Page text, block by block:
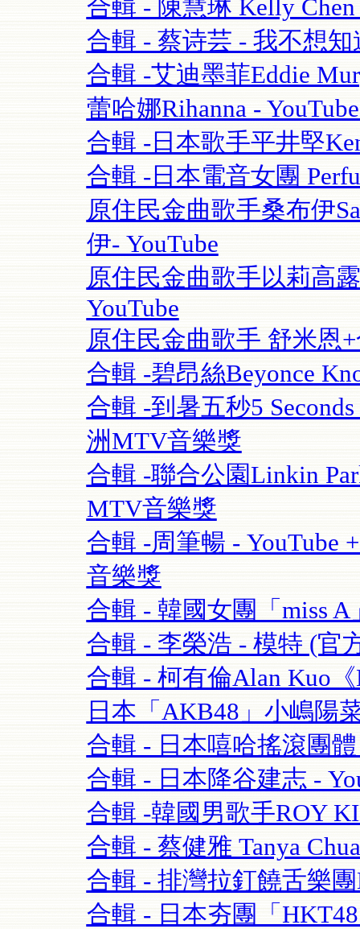
合輯 - 陳慧琳 Kelly
合輯 - 蔡诗芸 - 我不想知
合輯 -艾迪墨菲Eddie
蕾哈娜Rihanna -
合輯 -日本歌手平井堅
合輯 -日本電音女團
原住民金曲歌手桑布伊
伊- YouTube
原住民金曲歌手以莉高
YouTube
原住民金曲歌手 舒米恩
合輯 -碧昂絲Beyonce
合輯 -到暑五秒5
洲MTV音樂獎
合輯 -聯合公園Linkin
MTV音樂獎
合輯 -周筆暢 - YouTube
音樂獎
合輯 - 韓國女團「miss A
合輯 - 李榮浩 - 模特 (官
合輯 - 柯有倫Alan Kuo
日本「AKB48」小嶋陽
合輯 - 日本嘻哈搖滾團體
合輯 - 日本降谷建志 -
合輯 -韓國男歌手ROY
合輯 - 蔡健雅 Tanya
合輯 - 排灣拉釘饒舌樂
合輯 - 日本夯團「